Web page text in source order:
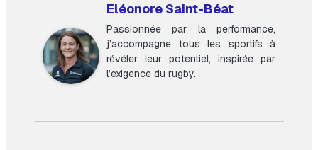
Eléonore Saint-Béat
Passionnée par la performance,
j’accompagne tous les sportifs à
révéler leur potentiel, inspirée par
l’exigence du rugby.